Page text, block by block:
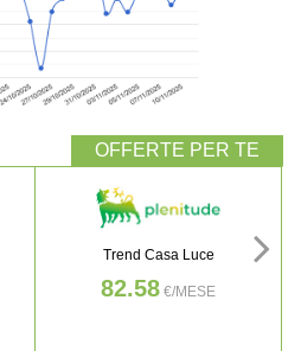
Trend Casa Luce
82.58 €/MESE